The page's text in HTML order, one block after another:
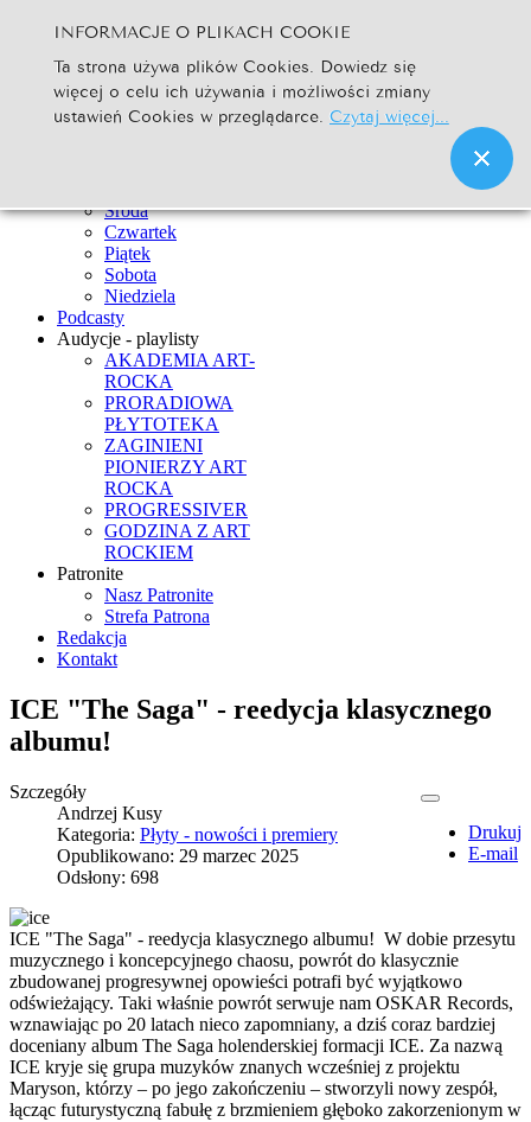
Szukaj... Go
Strona Główna
Newsy
Środa
Czwartek
Piątek
Sobota
Niedziela
Podcasty
Audycje - playlisty
AKADEMIA ART-
ROCKA
PRORADIOWA
PŁYTOTEKA
ZAGINIENI
PIONIERZY ART
ROCKA
PROGRESSIVER
GODZINA Z ART
ROCKIEM
Patronite
Nasz Patronite
Strefa Patrona
Redakcja
Kontakt
ICE "The Saga" - reedycja klasycznego
albumu!
Drukuj
E-mail
Szczegóły
Andrzej Kusy
Kategoria: Płyty - nowości i premiery
Opublikowano: 29 marzec 2025
Odsłony: 698
ICE "The Saga" - reedycja klasycznego albumu! W dobie przesytu
muzycznego i koncepcyjnego chaosu, powrót do klasycznie
zbudowanej progresywnej opowieści potrafi być wyjątkowo
odświeżający. Taki właśnie powrót serwuje nam OSKAR Records,
wznawiając po 20 latach nieco zapomniany, a dziś coraz bardziej
doceniany album The Saga holenderskiej formacji ICE. Za nazwą
ICE kryje się grupa muzyków znanych wcześniej z projektu
Maryson, którzy – po jego zakończeniu – stworzyli nowy zespół,
łącząc futurystyczną fabułę z brzmieniem głęboko zakorzenionym w
INFORMACJE O PLIKACH COOKIE
Ta strona używa plików Cookies. Dowiedz się
więcej o celu ich używania i możliwości zmiany
ustawień Cookies w przeglądarce. Czytaj więcej...